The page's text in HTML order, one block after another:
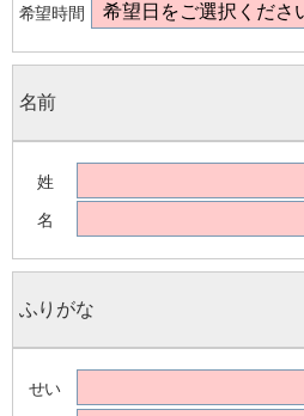
希望時間
名前
姓
名
ふりがな
せい